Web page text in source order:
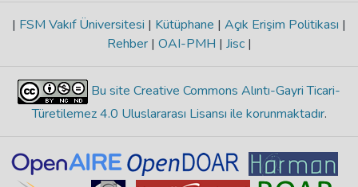
| FSM Vakıf Üniversitesi | Kütüphane | Açık Erişim Politikası |
Rehber | OAI-PMH | Jisc |
Bu site Creative Commons Alıntı-Gayri Ticari-
Türetilemez 4.0 Uluslararası Lisansı ile korunmaktadır.